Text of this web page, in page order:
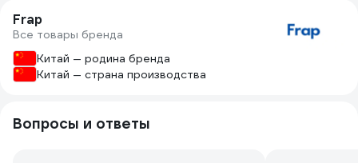
Frap
Все товары бренда
Китай — родина бренда
Китай — страна производства
Вопросы и ответы